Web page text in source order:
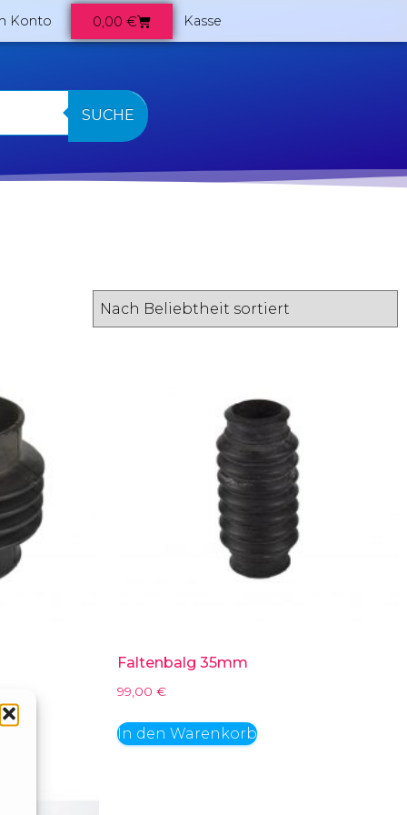
Konto 0,00 € Kasse
SUCHE
Faltenbalg 35mm
99,00€
In den Warenkorb